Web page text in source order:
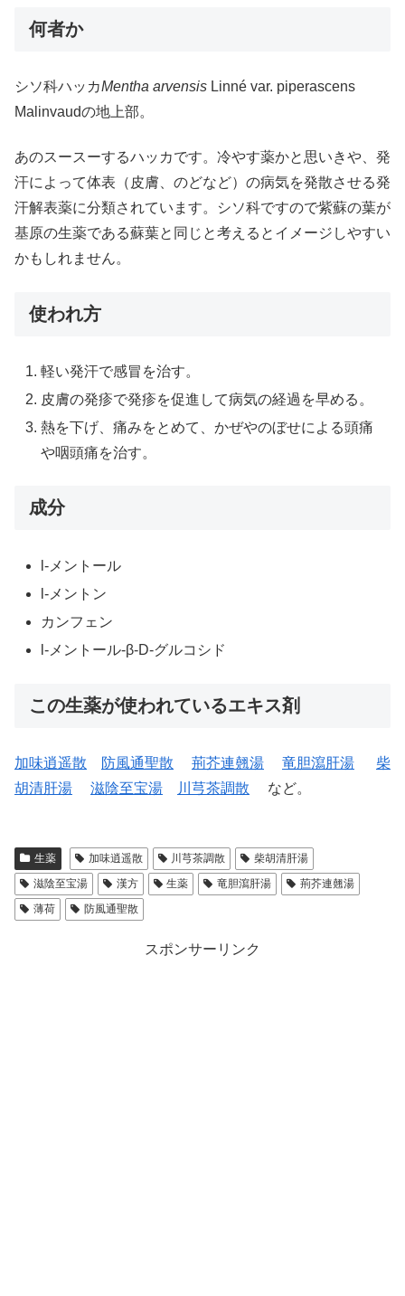
何者か
シソ科ハッカMentha arvensis Linné var. piperascens
Malinvaudの地上部。
あのスースーするハッカです。冷やす薬かと思いきや、発
汗によって体表（皮膚、のどなど）の病気を発散させる発
汗解表薬に分類されています。シソ科ですので紫蘇の葉が
基原の生薬である蘇葉と同じと考えるとイメージしやすい
かもしれません。
使われ方
軽い発汗で感冒を治す。
皮膚の発疹で発疹を促進して病気の経過を早める。
熱を下げ、痛みをとめて、かぜやのぼせによる頭痛
や咽頭痛を治す。
成分
l-メントール
l-メントン
カンフェン
l-メントール-β-D-グルコシド
この生薬が使われているエキス剤
加味逍遥散 防風通聖散 荊芥連翹湯 竜胆瀉肝湯
柴
胡清肝湯
滋陰至宝湯 川芎茶調散 など。
生薬 加味逍遥散 川芎茶調散
柴胡清肝湯
滋陰至宝湯
漢方 生薬 竜胆瀉肝湯
荊芥連翹湯
薄荷
防風通聖散
スポンサーリンク